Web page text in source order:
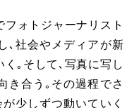
ォトジャーナリスト
､社会やメディアが新
く｡そして､写真に写し
き合う｡その過程でさ
少しずつ動いていく